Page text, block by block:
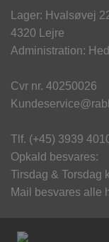
Lager: Hvalsøvej
4320 Lejre
Administration:
Cvr nr. 40250026
Tlf. (+45) 3939
Opkald besvares:
Tirsdag & Torsdag
Mail besvares alle